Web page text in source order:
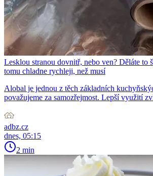
Lesklou stranou dovnitř, nebo ven? Děláte to
tomu chladne rychleji, než musí
Alobal je jednou z těch základních
považujeme za samozřejmost. Lepší využití
adbz.cz
dnes, 05:15
2 min